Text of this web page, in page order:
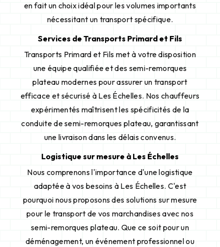
en fait un choix idéal pour les volumes importants
nécessitant un transport spécifique.
Services de Transports Primard et Fils
Transports Primard et Fils met à votre disposition
une équipe qualifiée et des semi-remorques
plateau modernes pour assurer un transport
efficace et sécurisé à Les Échelles. Nos chauffeurs
expérimentés maîtrisent les spécificités de la
conduite de semi-remorques plateau, garantissant
une livraison dans les délais convenus.
Logistique sur mesure à Les Échelles
Nous comprenons l'importance d'une logistique
adaptée à vos besoins à Les Échelles. C'est
pourquoi nous proposons des solutions sur mesure
pour le transport de vos marchandises avec nos
semi-remorques plateau. Que ce soit pour un
déménagement, un événement professionnel ou